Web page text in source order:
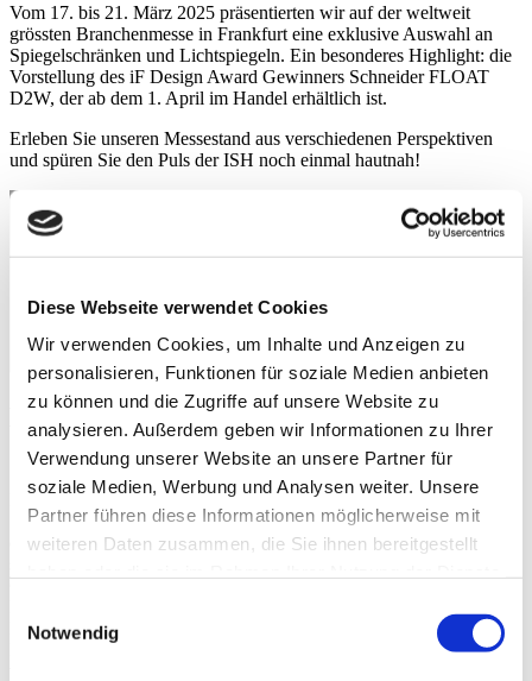
Diese Webseite verwendet Cookies
Wir verwenden Cookies, um Inhalte und Anzeigen zu
personalisieren, Funktionen für soziale Medien anbieten
zu können und die Zugriffe auf unsere Website zu
analysieren. Außerdem geben wir Informationen zu Ihrer
Verwendung unserer Website an unsere Partner für
soziale Medien, Werbung und Analysen weiter. Unsere
Partner führen diese Informationen möglicherweise mit
weiteren Daten zusammen, die Sie ihnen bereitgestellt
Selection
Notwendig
Vom 17. bis 21. März 2025 präsentierten wir auf der weltweit
grössten Branchenmesse in Frankfurt eine exklusive Auswahl an
Spiegelschränken und Lichtspiegeln. Ein besonderes Highlight: die
Vorstellung des iF Design Award Gewinners Schneider FLOAT
D2W, der ab dem 1. April im Handel erhältlich ist.
Erleben Sie unseren Messestand aus verschiedenen Perspektiven
und spüren Sie den Puls der ISH noch einmal hautnah!
Klartext: Daniela Koch präsentiert den
Schneider FLOAT D2W
Das ist der Schneider FLOAT D2W – unser neuestes Design-
Statement. Mit seinem innovativen Schwenkmechanismus scheint
der Spiegel mühelos nach vorne zu gleiten – fast als würde er
Gewinner mit seiner durchdachten Funktionalität. Die 360-Grad-
Badezimmer oder Eingangsbereiche. Mit der intuitiven Dim2Warm-
Funktion lässt sich das Licht per Dimmtaster individuell anpassen –